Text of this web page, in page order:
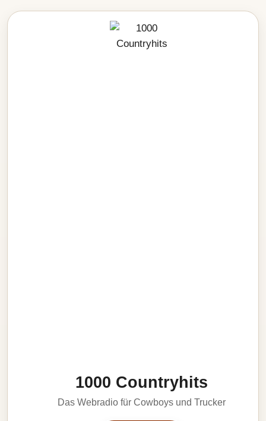
1000 Countryhits
Das Webradio für Cowboys und Trucker